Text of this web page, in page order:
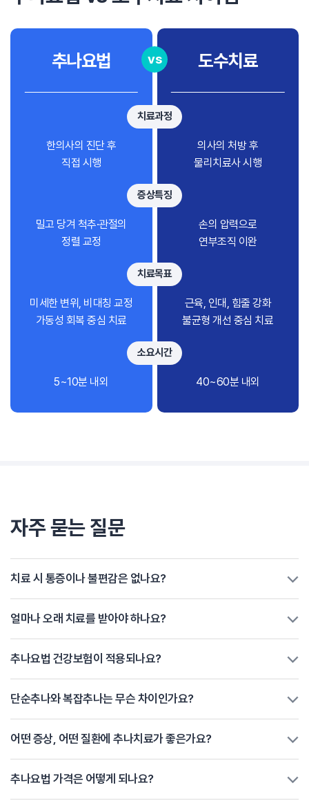
vs
추나요법 도수치료
치료과정
한의사의 진단 후
직접 시행
의사의 처방 후
물리치료사 시행
증상특징
밀고 당겨 척추·관절의
정렬 교정
손의 압력으로
연부조직 이완
치료목표
미세한 변위, 비대칭 교정
가동성 회복 중심 치료
근육, 인대, 힘줄 강화
불균형 개선 중심 치료
소요시간
5~10분 내외 40~60분 내외
자주 묻는 질문
치료 시 통증이나 불편감은 없나요?
얼마나 오래 치료를 받아야 하나요?
추나요법 건강보험이 적용되나요?
단순추나와 복잡추나는 무슨 차이인가요?
어떤 증상, 어떤 질환에 추나치료가 좋은가요?
추나요법 가격은 어떻게 되나요?